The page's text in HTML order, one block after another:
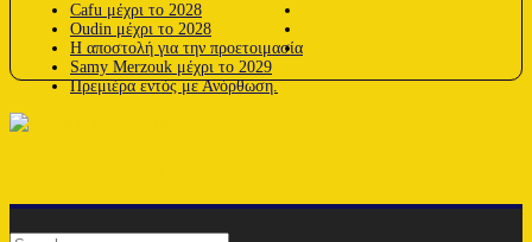
Cafu μέχρι το 2028
Oudin μέχρι το 2028
Η αποστολή για την προετοιμασία
Samy Merzouk μέχρι το 2029
Πρεμιέρα εντός με Ανόρθωση.